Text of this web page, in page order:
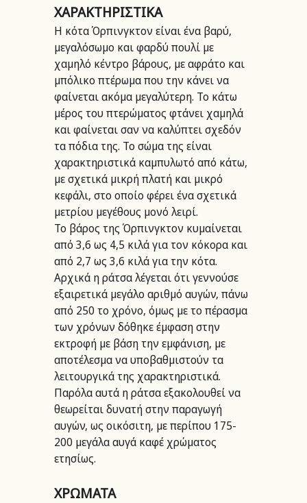
ΧΑΡΑΚΤΗΡΙΣΤΙΚΑ
Η κότα Όρπινγκτον είναι ένα βαρύ,
μεγαλόσωμο και φαρδύ πουλί με
χαμηλό κέντρο βάρους, με αφράτο και
μπόλικο πτέρωμα που την κάνει να
φαίνεται ακόμα μεγαλύτερη. Το κάτω
μέρος του πτερώματος φτάνει χαμηλά
και φαίνεται σαν να καλύπτει σχεδόν
τα πόδια της. Το σώμα της είναι
χαρακτηριστικά καμπυλωτό από κάτω,
με σχετικά μικρή πλατή και μικρό
κεφάλι, στο οποίο φέρει ένα σχετικά
μετρίου μεγέθους μονό λειρί.
Το βάρος της Όρπινγκτον κυμαίνεται
από 3,6 ως 4,5 κιλά για τον κόκορα και
από 2,7 ως 3,6 κιλά για την κότα.
Αρχικά η ράτσα λέγεται ότι γεννούσε
εξαιρετικά μεγάλο αριθμό αυγών, πάνω
από 250 το χρόνο, όμως με το πέρασμα
των χρόνων δόθηκε έμφαση στην
εκτροφή με βάση την εμφάνιση, με
αποτέλεσμα να υποβαθμιστούν τα
λειτουργικά της χαρακτηριστικά.
Παρόλα αυτά η ράτσα εξακολουθεί να
θεωρείται δυνατή στην παραγωγή
αυγών, ως οικόσιτη, με περίπου 175-
200 μεγάλα αυγά καφέ χρώματος
ετησίως.
ΧΡΩΜΑΤΑ